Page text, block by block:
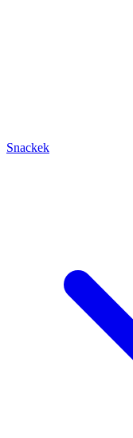
Snackek